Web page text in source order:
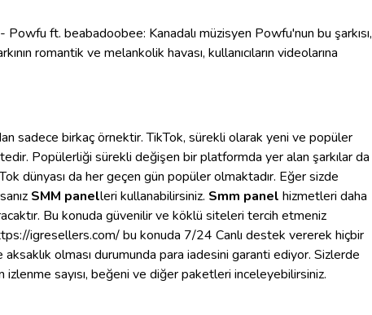
ft. beabadoobee: Kanadalı müzisyen Powfu'nun bu şarkısı,
romantik ve melankolik havası, kullanıcıların videolarına
sadece birkaç örnektir. TikTok, sürekli olarak yeni ve popüler
Popülerliği sürekli değişen bir platformda yer alan şarkılar da
dünyası da her geçen gün popüler olmaktadır. Eğer sizde
SMM panelleri kullanabilirsiniz. Smm panel hizmetleri daha
Bu konuda güvenilir ve köklü siteleri tercih etmeniz
igresellers.com/ bu konuda 7/24 Canlı destek vererek hiçbir
olması durumunda para iadesini garanti ediyor. Sizlerde
izlenme sayısı, beğeni ve diğer paketleri inceleyebilirsiniz.